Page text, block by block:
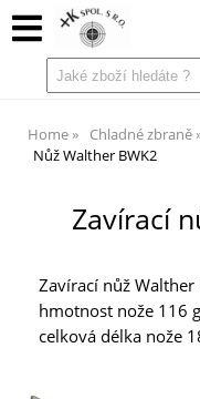
Home Chladné zbraně
Nůž Walther BWK2
Zavírací
Zavírací nůž
hmotnost nože 116
celková délka nože